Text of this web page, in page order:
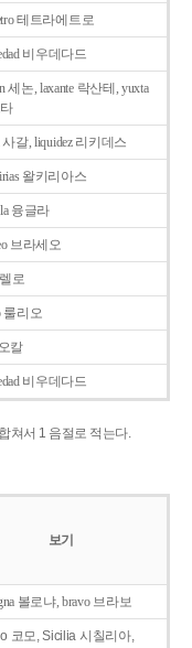
테트라에트로
비우데다드
세논, laxante 락산테, yuxta
사갈, liquidez 리키데스
왈키리아스
융글라
브라세오
로
룰리오
칼
비우데다드
쳐서 1 음절로 적는다.
보기
볼로냐, bravo 브라보
코모, Sicilia 시칠리아,